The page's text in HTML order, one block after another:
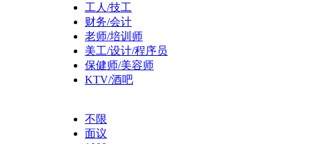
工人/技工
财务/会计
老师/培训师
美工/设计/程序员
保健师/美容师
KTV/酒吧
不限
面议